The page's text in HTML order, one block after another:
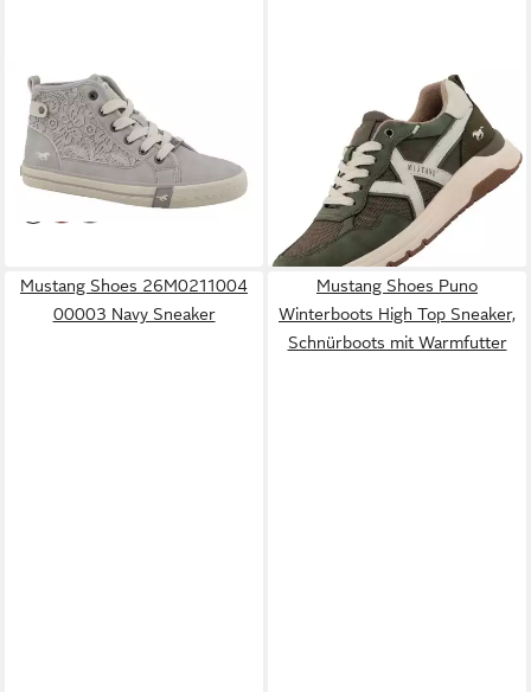
MUSTANG SHOES
Sneaker Schnürboots, High
Top-Sneaker mit Blüten-
Stickerei
ab 41,79 € UVP59,99 €
-30%
MUSTANG SHOES
26M0291005-khaki Sneaker
UVP69,99 €
(48,99 €/ 1 Paar)
Mustang Shoes 26M0211004
00003 Navy Sneaker
Mustang Shoes Puno
Winterboots High Top Sneaker,
Schnürboots mit Warmfutter